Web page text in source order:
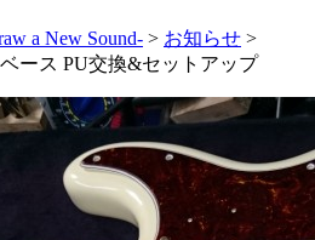
a New Sound- > お知らせ >
ベース PU交換&セットアップ